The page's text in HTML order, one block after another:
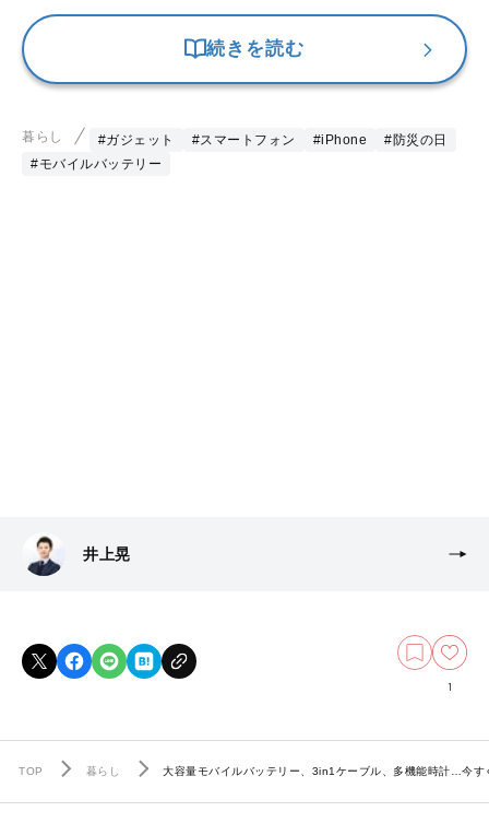
続きを読む
暮らし #ガジェット #スマートフォン #iPhone
#防災の日
#モバイルバッテリー
井上晃
1
TOP 暮らし 大容量モバイルバッテリー、3in1ケーブル、多機能時計…今す